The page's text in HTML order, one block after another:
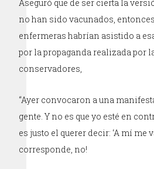
Aseguró que de ser cierta la
no han sido vacunados,
enfermeras habrían asistido a
por la propaganda realizada por
conservadores,
“Ayer convocaron a una
gente. Y no es que yo esté en
es justo el querer decir: ‘A mí me
corresponde, no!